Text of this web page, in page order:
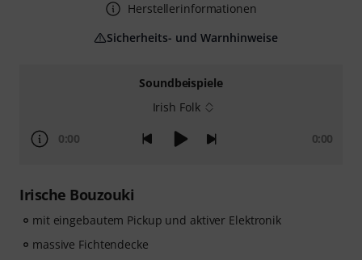
Soundbeispiele
Irish Folk
0:00 0:00
Irische Bouzouki
mit eingebautem Pickup und aktiver Elektronik
massive Fichtendecke
Herstellerinformationen
Sicherheits- und Warnhinweise